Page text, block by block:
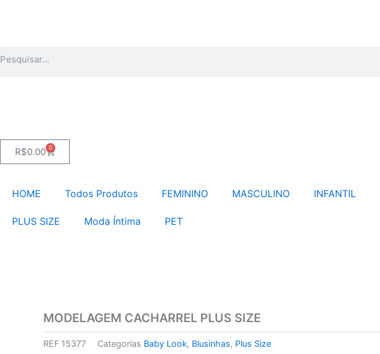
conteúdo
R$0.00 0
Carrinho
HOME Todos Produtos FEMININO MASCULINO INFANTIL
PLUS SIZE Moda Íntima PET
MODELAGEM CACHARREL PLUS SIZE
REF 15377 Categorias Baby Look, Blusinhas, Plus Size